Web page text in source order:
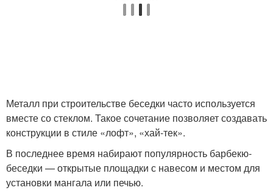
Металл при строительстве беседки часто используется
вместе со стеклом. Такое сочетание позволяет создавать
конструкции в стиле «лофт», «хай-тек».
В последнее время набирают популярность барбекю-
беседки — открытые площадки с навесом и местом для
установки мангала или печью.